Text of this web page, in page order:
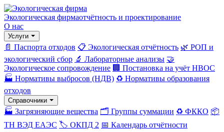
Экологическая фирмаотчётность и проектирование
О нас
Услуги
📄 Паспорта отходов 📋 Экологическая отчётность 🌿 РОП и
экологический сбор 🔬 Лабораторные анализы 🤝
Экологическое сопровождение 🏢 Постановка на учёт НВОС
🏭 Нормативы выбросов (НДВ) ♻️ Нормативы образования
отходов
Справочники
🏭 Загрязняющие вещества 🗂️ Группы суммации ♻️ ФККО 📦
ТН ВЭД ЕАЭС 🏷️ ОКПД 2 📅 Календарь отчётности